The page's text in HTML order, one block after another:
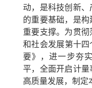
动，是科技创新
的重要基础，是
重要支撑。为贯
和社会发展第十四
要》，进一步夯
平，全面开启计
高质量发展，制定